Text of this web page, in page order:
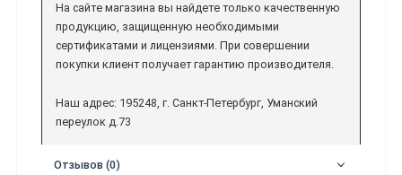
На сайте магазина вы найдете только качественную
продукцию, защищенную необходимыми
сертификатами и лицензиями. При совершении
покупки клиент получает гарантию производителя.
Наш адрес: 195248, г. Санкт-Петербург, Уманский
переулок д.73
Отзывов (0)